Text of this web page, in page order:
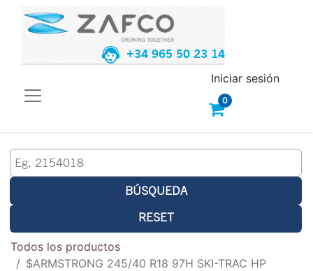
+34 965 50 23 14
0
Iniciar sesión
BÚSQUEDA
RESET
Todos los productos
$ARMSTRONG 245/40 R18 97H SKI-TRAC HP